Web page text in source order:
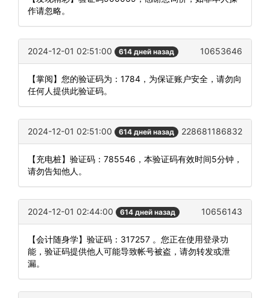
作请忽略。
2024-12-01 02:51:00 614 дней назад 10653646
【掌阅】您的验证码为：1784，为保证账户安全，请勿向
任何人提供此验证码。
2024-12-01 02:51:00 614 дней назад 228681186832
【充电桩】验证码：785546，本验证码有效时间5分钟，
请勿告知他人。
2024-12-01 02:44:00 614 дней назад 10656143
【会计随身学】验证码：317257 。您正在使用登录功
能，验证码提供他人可能导致帐号被盗，请勿转发或泄
漏。